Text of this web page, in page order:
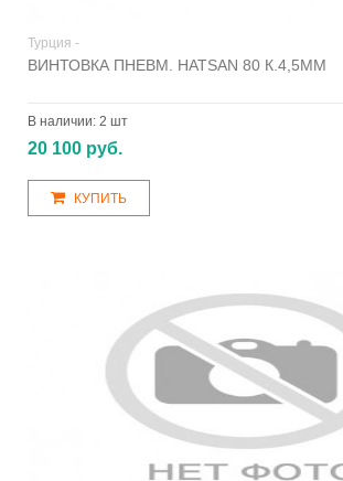
Турция -
ВИНТОВКА ПНЕВМ. HATSAN 80 К.4,5ММ
В наличии: 2 шт
20 100 руб.
КУПИТЬ